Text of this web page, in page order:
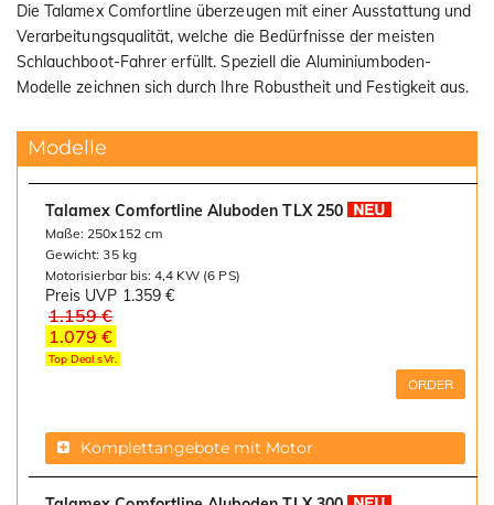
Die Talamex Comfortline überzeugen mit einer Ausstattung und
Verarbeitungsqualität, welche die Bedürfnisse der meisten
Schlauchboot-Fahrer erfüllt. Speziell die Aluminiumboden-
Modelle zeichnen sich durch Ihre Robustheit und Festigkeit aus.
Modelle
Talamex Comfortline Aluboden TLX 250
Maße: 250x152 cm
Gewicht: 35 kg
Motorisierbar bis: 4,4 KW (6 PS)
Preis UVP 1.359 €
1.159 €
1.079 €
Top Deal sVr.
ORDER
Komplettangebote mit Motor